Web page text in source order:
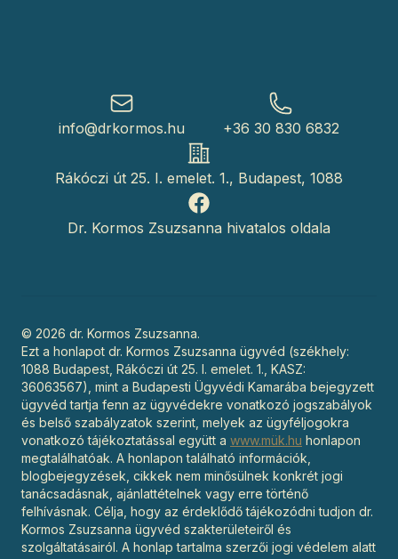
Email
info@drkormos.hu
+36 30 830 6832
Cím
Rákóczi út 25. I. emelet. 1., Budapest, 1088
Facebook
Dr. Kormos Zsuzsanna hivatalos oldala
© 2026 dr. Kormos Zsuzsanna.
Ezt a honlapot dr. Kormos Zsuzsanna ügyvéd (székhely:
1088 Budapest, Rákóczi út 25. I. emelet. 1., KASZ:
36063567), mint a Budapesti Ügyvédi Kamarába bejegyzett
ügyvéd tartja fenn az ügyvédekre vonatkozó jogszabályok
és belső szabályzatok szerint, melyek az ügyféljogokra
vonatkozó tájékoztatással együtt a www.mük.hu honlapon
megtalálhatóak. A honlapon található információk,
blogbejegyzések, cikkek nem minősülnek konkrét jogi
tanácsadásnak, ajánlattételnek vagy erre történő
felhívásnak. Célja, hogy az érdeklődő tájékozódni tudjon dr.
Kormos Zsuzsanna ügyvéd szakterületeiről és
szolgáltatásairól. A honlap tartalma szerzői jogi védelem alatt